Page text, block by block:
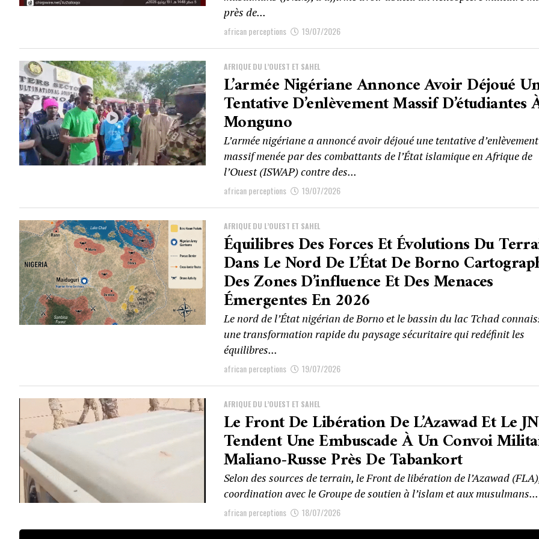
près de...
african perceptions 19/07/2026
AFRIQUE DU L’OUEST ET SAHEL
L’armée Nigériane Annonce Avoir Déjoué
Tentative D’enlèvement Massif D’étudiantes
Monguno
L’armée nigériane a annoncé avoir déjoué une tentative d’enlèvement
massif menée par des combattants de l’État islamique en Afrique de
l’Ouest (ISWAP) contre des...
african perceptions 19/07/2026
AFRIQUE DU L’OUEST ET SAHEL
Équilibres Des Forces Et Évolutions Du
Dans Le Nord De L’État De Borno
Des Zones D’influence Et Des Menaces
Émergentes En 2026
Le nord de l’État nigérian de Borno et le bassin du lac Tchad
une transformation rapide du paysage sécuritaire qui redéfinit les
équilibres...
african perceptions 19/07/2026
AFRIQUE DU L’OUEST ET SAHEL
Le Front De Libération De L’Azawad Et Le
Tendent Une Embuscade À Un Convoi
Maliano-Russe Près De Tabankort
Selon des sources de terrain, le Front de libération de l’Azawad
coordination avec le Groupe de soutien à l’islam et aux musulmans...
african perceptions 18/07/2026